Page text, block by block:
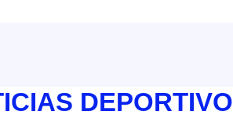
DEPORTIVO